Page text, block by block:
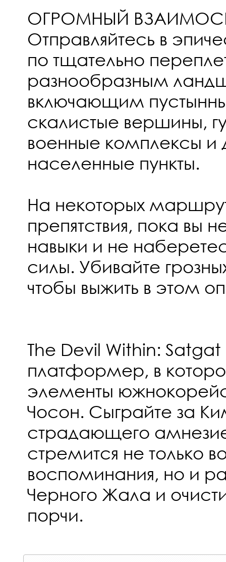
ОГРОМНЫЙ
Отправляйтесь в
по тщательно
разнообразным
включающим
скалистые вершины,
военные комплексы и
населенные пункты.
На некоторых
препятствия, пока вы
навыки и не
силы. Убивайте
чтобы выжить в этом
The Devil Within:
платформер, в
элементы
Чосон. Сыграйте за
страдающего
стремится не только
воспоминания, но и
Черного Жала и
порчи.